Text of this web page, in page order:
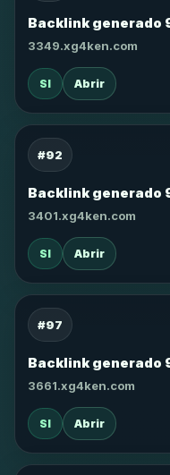
Backlink generado
3349.xg4ken.com
SI Abrir
#92
Backlink generado
3401.xg4ken.com
SI Abrir
#97
Backlink generado
3661.xg4ken.com
SI Abrir